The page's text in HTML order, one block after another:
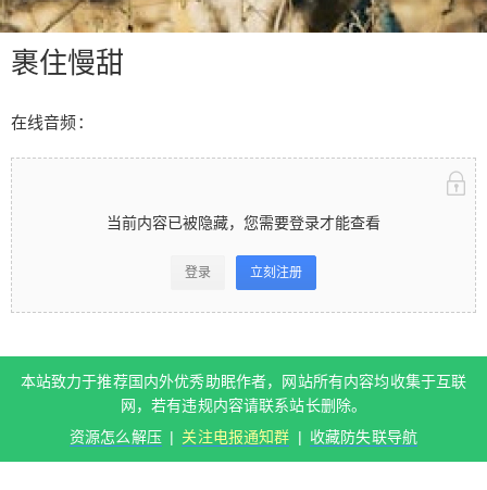
裹住慢甜
在线音频：
当前内容已被隐藏，您需要登录才能查看
登录 立刻注册
本站致力于推荐国内外优秀助眠作者，网站所有内容均收集于互联
网，若有违规内容请联系站长删除。
资源怎么解压 | 关注电报通知群 | 收藏防失联导航
看 登录立刻注册 本站致力于推荐国内外优秀助眠作
收藏防失联导航 0 收藏
扫描二维码继续阅读